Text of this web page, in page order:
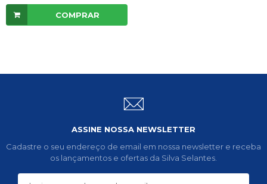
COMPRAR
ASSINE NOSSA NEWSLETTER
Cadastre o seu endereço de email em nossa newsletter e receba
os lançamentos e ofertas da Silva Selantes.